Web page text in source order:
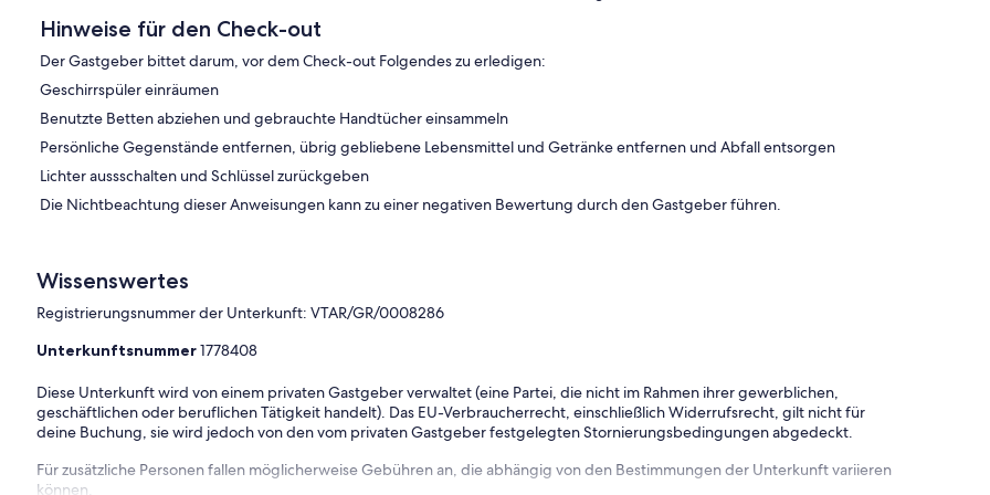
Hinweise für den Check-out
Der Gastgeber bittet darum, vor dem Check-out Folgendes zu erledigen:
Geschirrspüler einräumen
Benutzte Betten abziehen und gebrauchte Handtücher einsammeln
Persönliche Gegenstände entfernen, übrig gebliebene Lebensmittel und Getränke entfernen und Abfall entsorgen
Lichter aussschalten und Schlüssel zurückgeben
Die Nichtbeachtung dieser Anweisungen kann zu einer negativen Bewertung durch den Gastgeber führen.
Wissenswertes
Registrierungsnummer der Unterkunft: VTAR/GR/0008286
Unterkunftsnummer1778408
Diese Unterkunft wird von einem privaten Gastgeber verwaltet (eine Partei, die nicht im Rahmen ihrer gewerblichen,
geschäftlichen oder beruflichen Tätigkeit handelt). Das EU-Verbraucherrecht, einschließlich Widerrufsrecht, gilt nicht für
deine Buchung, sie wird jedoch von den vom privaten Gastgeber festgelegten Stornierungsbedingungen abgedeckt.
Für zusätzliche Personen fallen möglicherweise Gebühren an, die abhängig von den Bestimmungen der Unterkunft variieren
können.